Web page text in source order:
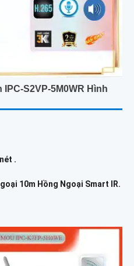
S2VP-5M0WR Hình
.
10m Hồng Ngoại Smart IR.